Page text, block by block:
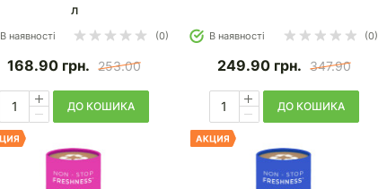
л
В наявності (0)
168.90 грн. 253.00
ДО КОШИКА
В наявності (0)
249.90 грн. 347.90
ДО КОШИКА